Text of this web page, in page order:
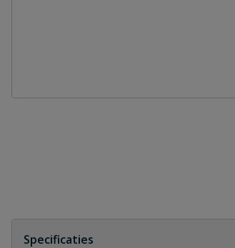
Specificaties